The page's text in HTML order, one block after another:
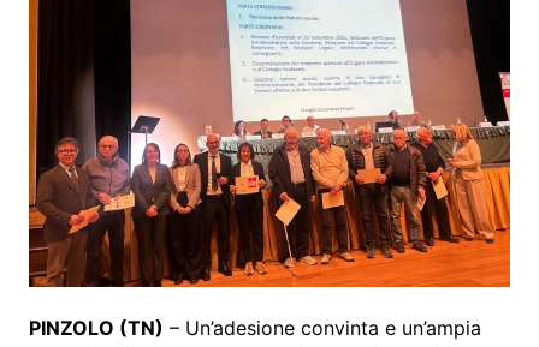
PINZOLO (TN) – Un’adesione convinta e un’ampia